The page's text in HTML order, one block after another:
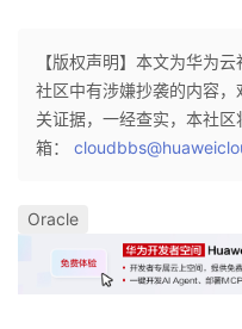
的
课
我
的
我
技
术
的
云
【版权声明】本文为华为
社区中有涉嫌抄袭的内容
关证据，一经查实，本社
箱：
Oracle